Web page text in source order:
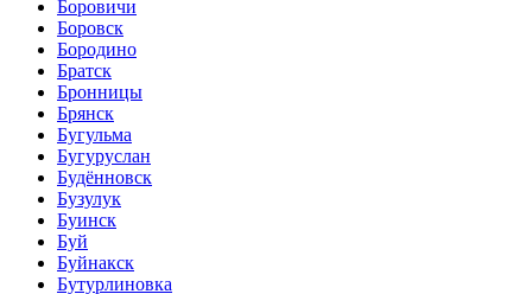
Боровичи
Боровск
Бородино
Братск
Бронницы
Брянск
Бугульма
Бугуруслан
Будённовск
Бузулук
Буинск
Буй
Буйнакск
Бутурлиновка